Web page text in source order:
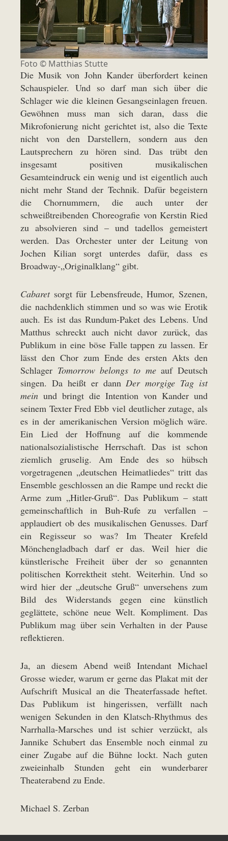
Foto © Matthias Stutte
Die Musik von John Kander überfordert keinen
Schauspieler. Und so darf man sich über die
Schlager wie die kleinen Gesangseinlagen freuen.
Gewöhnen muss man sich daran, dass die
Mikrofonierung nicht gerichtet ist, also die Texte
nicht von den Darstellern, sondern aus den
Lautsprechern zu hören sind. Das trübt den
insgesamt positiven musikalischen
Gesamteindruck ein wenig und ist eigentlich auch
nicht mehr Stand der Technik. Dafür begeistern
die Chornummern, die auch unter der
schweißtreibenden Choreografie von Kerstin Ried
zu absolvieren sind – und tadellos gemeistert
werden. Das Orchester unter der Leitung von
Jochen Kilian sorgt unterdes dafür, dass es
Broadway-„Originalklang“ gibt.
Cabaretsorgt für Lebensfreude, Humor, Szenen,
die nachdenklich stimmen und so was wie Erotik
auch. Es ist das Rundum-Paket des Lebens. Und
Matthus schreckt auch nicht davor zurück, das
Publikum in eine böse Falle tappen zu lassen. Er
lässt den Chor zum Ende des ersten Akts den
Schlager Tomorrow belongs to meauf Deutsch
singen. Da heißt er dannDer morgige Tag ist
mein und bringt die Intention von Kander und
seinem Texter Fred Ebb viel deutlicher zutage, als
es in der amerikanischen Version möglich wäre.
Ein Lied der Hoffnung auf die kommende
nationalsozialistische Herrschaft. Das ist schon
ziemlich gruselig. Am Ende des so hübsch
vorgetragenen „deutschen Heimatliedes“ tritt das
Ensemble geschlossen an die Rampe und reckt die
Arme zum „Hitler-Gruß“. Das Publikum – statt
gemeinschaftlich in Buh-Rufe zu verfallen –
applaudiert ob des musikalischen Genusses. Darf
ein Regisseur so was? Im Theater Krefeld
Mönchengladbach darf er das. Weil hier die
künstlerische Freiheit über der so genannten
politischen Korrektheit steht. Weiterhin. Und so
wird hier der „deutsche Gruß“ unversehens zum
Bild des Widerstands gegen eine künstlich
geglättete, schöne neue Welt. Kompliment. Das
Publikum mag über sein Verhalten in der Pause
reflektieren.
Ja, an diesem Abend weiß Intendant Michael
Grosse wieder, warum er gerne das Plakat mit der
Aufschrift Musical an die Theaterfassade heftet.
Das Publikum ist hingerissen, verfällt nach
wenigen Sekunden in den Klatsch-Rhythmus des
Narrhalla-Marsches und ist schier verzückt, als
Jannike Schubert das Ensemble noch einmal zu
einer Zugabe auf die Bühne lockt. Nach guten
zweieinhalb Stunden geht ein wunderbarer
Theaterabend zu Ende.
Michael S. Zerban